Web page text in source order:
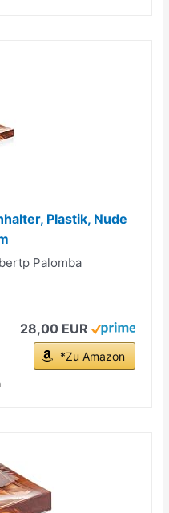
Plastik, Nude
Palomba
28,00 EUR
*Zu Amazon